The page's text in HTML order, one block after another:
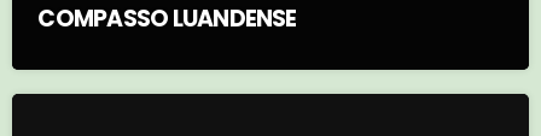
COMPASSO LUANDENSE